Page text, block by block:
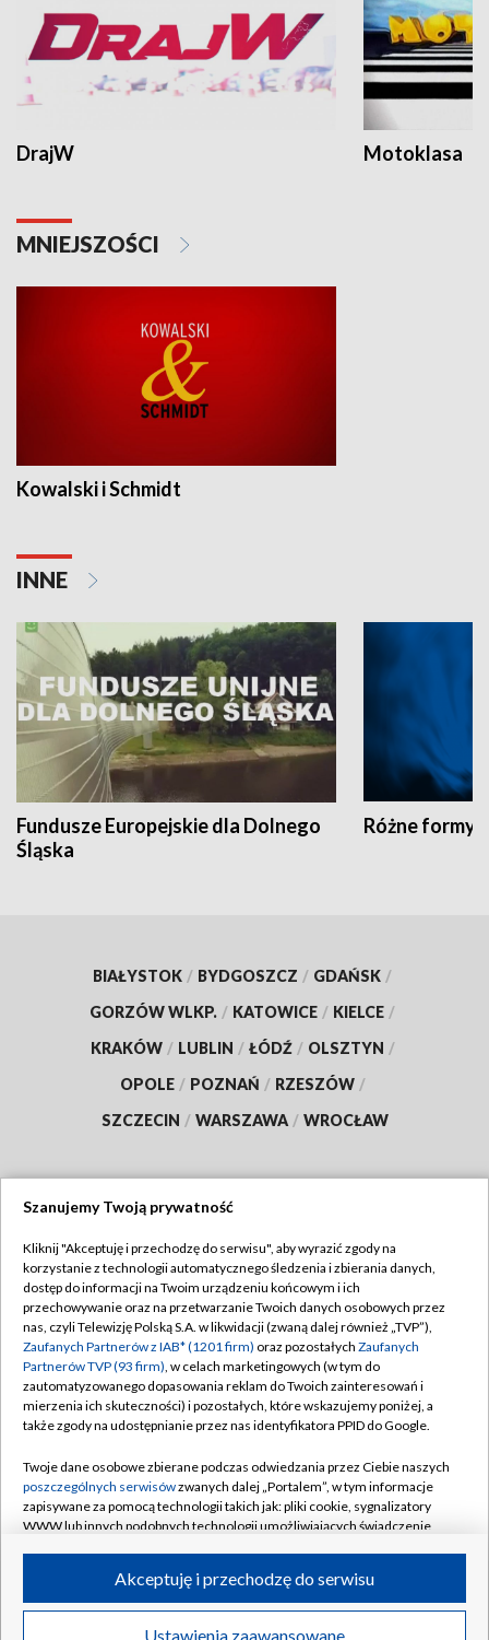
DrajW Motoklasa
MNIEJSZOŚCI
Kowalski i Schmidt
INNE
Fundusze Europejskie dla Dolnego
Śląska
Różne formy
BIAŁYSTOK / BYDGOSZCZ / GDAŃSK /
GORZÓW WLKP. / KATOWICE / KIELCE /
KRAKÓW / LUBLIN / ŁÓDŹ / OLSZTYN /
OPOLE / POZNAŃ / RZESZÓW /
SZCZECIN / WARSZAWA / WROCŁAW
TVP
Abonament TVP
Emisja w TVP
Centrum informacji TVP
Naziemna Telewizja Cyfrowa
Rada Programowa
System NOS
Informacje o nadawcy
Program dla prasy
Regulamin TVP
Polityka prywatności
Moje zgody
Pomoc
Kontakt
Kanały
©2026 Telewizja Polska S.A. w likwidacji
Szanujemy Twoją prywatność
Kliknij "Akceptuję i przechodzę do serwisu", aby wyrazić zgody na
korzystanie z technologii automatycznego śledzenia i zbierania danych,
dostęp do informacji na Twoim urządzeniu końcowym i ich
przechowywanie oraz na przetwarzanie Twoich danych osobowych przez
nas, czyli Telewizję Polską S.A. w likwidacji (zwaną dalej również „TVP”),
Zaufanych Partnerów z IAB* (1201 firm) oraz pozostałych Zaufanych
Partnerów TVP (93 firm), w celach marketingowych (w tym do
zautomatyzowanego dopasowania reklam do Twoich zainteresowań i
mierzenia ich skuteczności) i pozostałych, które wskazujemy poniżej, a
także zgody na udostępnianie przez nas identyfikatora PPID do Google.
Twoje dane osobowe zbierane podczas odwiedzania przez Ciebie naszych
poszczególnych serwisówzwanych dalej „Portalem”, w tym informacje
zapisywane za pomocą technologii takich jak: pliki cookie, sygnalizatory
WWW lub innych podobnych technologii umożliwiających świadczenie
ruchu w Internecie.
Twoje dane osobowe zbierane podczas odwiedzania przez Ciebie
Ustawienia zaawansowane
Akceptuję i przechodzę do serwisu